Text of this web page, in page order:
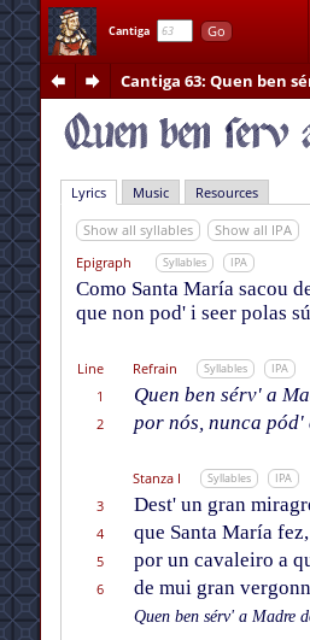
Cantiga Go
Cantiga 63: Quen ben
Lyrics Music Resources
Show all syllables
Show all IPA
Epigraph
Syllables IPA
Como Santa María sacou
que non pod' i seer polas
Line Refrain Syllables IPA
1
Quen ben sérv' a
2
por nós, nunca pód'
Stanza I Syllables IPA
3 Dest' un gran
4
que Santa María
5
por un cavaleiro a
6
de mui gran
Quen ben sérv' a Madre